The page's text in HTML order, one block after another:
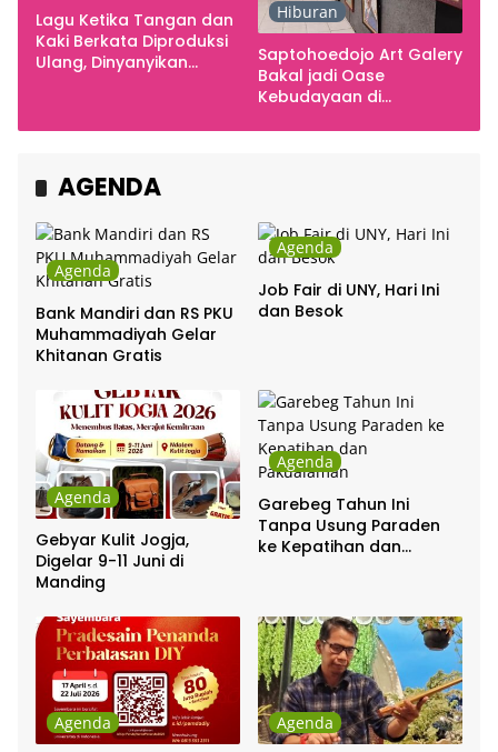
Lagu Ketika Tangan dan
Kaki Berkata Diproduksi
Ulang, Dinyanyikan
Hiburan
Saptohoedojo Art Galery
Bakal jadi Oase
Kebudayaan di
AGENDA
Agenda
Bank Mandiri dan RS PKU
Muhammadiyah Gelar
Khitanan Gratis
Agenda
Job Fair di UNY, Hari Ini
dan Besok
Agenda
Gebyar Kulit Jogja,
Digelar 9-11 Juni di
Manding
Agenda
Garebeg Tahun Ini
Tanpa Usung Paraden
ke Kepatihan dan
Agenda Agenda